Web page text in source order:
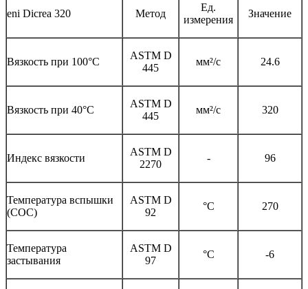
eni Dicrea 320 Метод
Ед.
измерения
Значение
Вязкость при 100°С
ASTM D
445
мм²/с 24.6
Вязкость при 40°С
ASTM D
445
мм²/с 320
Индекс вязкости
ASTM D
2270
- 96
Температура вспышки
(COC)
ASTM D
92
°C 270
Температура
застывания
ASTM D
97
°C -6